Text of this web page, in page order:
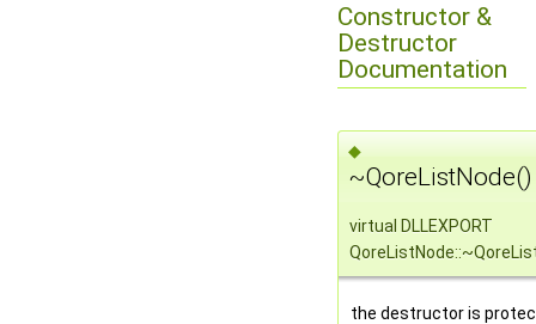
Constructor &
Destructor
Documentation
◆
~QoreListNode()
virtual DLLEXPORT
the destructor is